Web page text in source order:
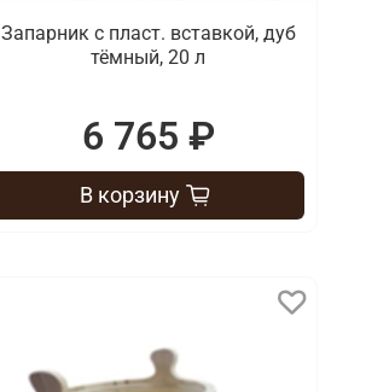
Запарник с пласт. вставкой, дуб
тёмный, 20 л
6 765 ₽
В корзину